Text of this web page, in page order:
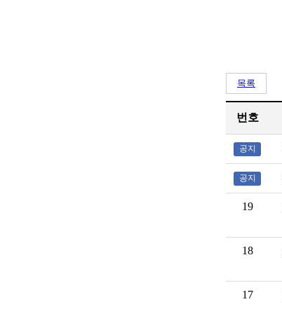
목록
번호
공지
공지
19
18
17